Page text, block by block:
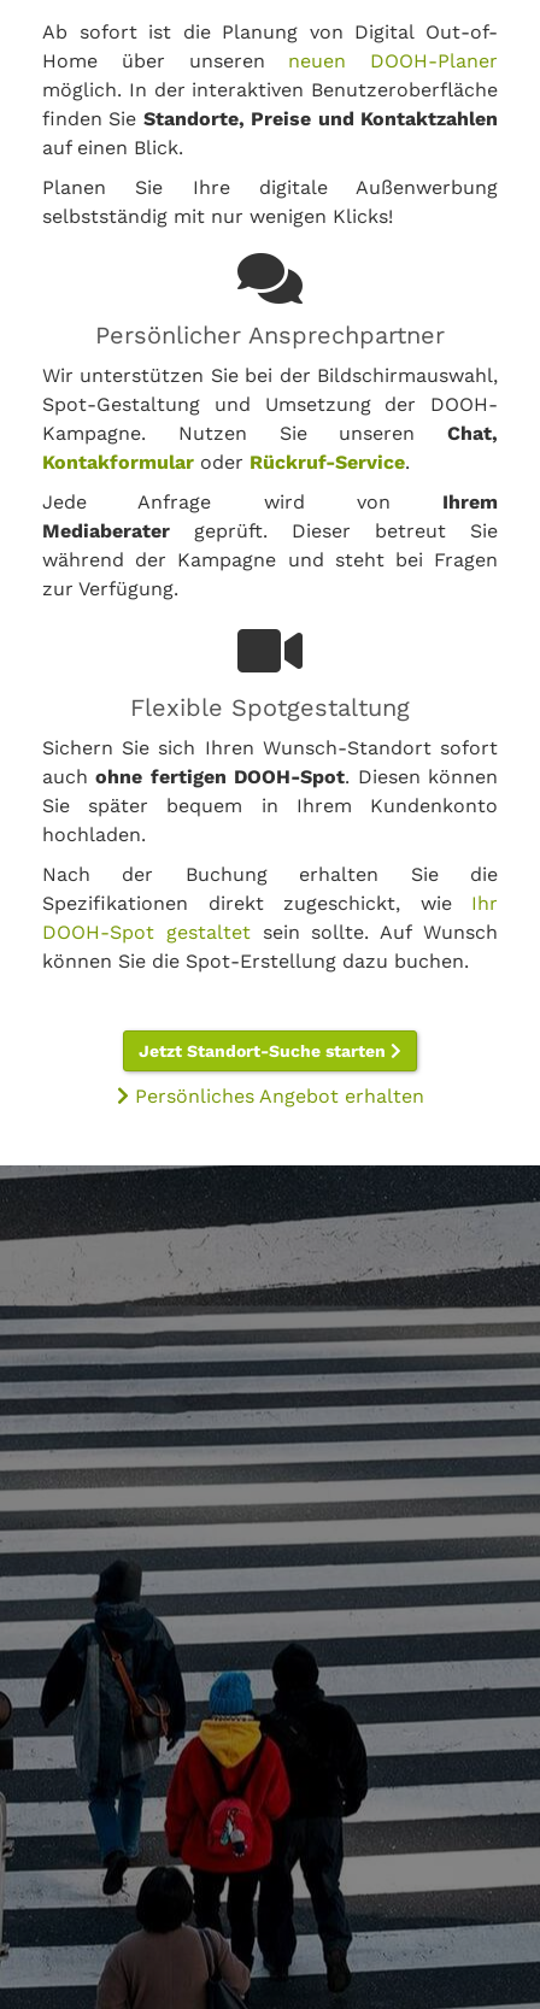
Ab sofort ist die Planung von Digital Out-of-
Home über unseren neuen DOOH-Planer
möglich. In der interaktiven Benutzeroberfläche
finden Sie Standorte, Preise und Kontaktzahlen
auf einen Blick.
Planen Sie Ihre digitale Außenwerbung
selbstständig mit nur wenigen Klicks!
Persönlicher Ansprechpartner
Wir unterstützen Sie bei der Bildschirmauswahl,
Spot-Gestaltung und Umsetzung der DOOH-
Kampagne. Nutzen Sie unseren Chat,
Kontakformular oder Rückruf-Service.
Jede Anfrage wird von Ihrem
Mediaberater geprüft. Dieser betreut Sie
während der Kampagne und steht bei Fragen
zur Verfügung.
Flexible Spotgestaltung
Sichern Sie sich Ihren Wunsch-Standort sofort
auchohne fertigen DOOH-Spot. Diesen können
Sie später bequem in Ihrem Kundenkonto
hochladen.
Nach der Buchung erhalten Sie die
Spezifikationen direkt zugeschickt, wie Ihr
DOOH-Spot gestaltetsein sollte. Auf Wunsch
können Sie die Spot-Erstellung dazu buchen.
Jetzt Standort-Suche starten
Persönliches Angebot erhalten